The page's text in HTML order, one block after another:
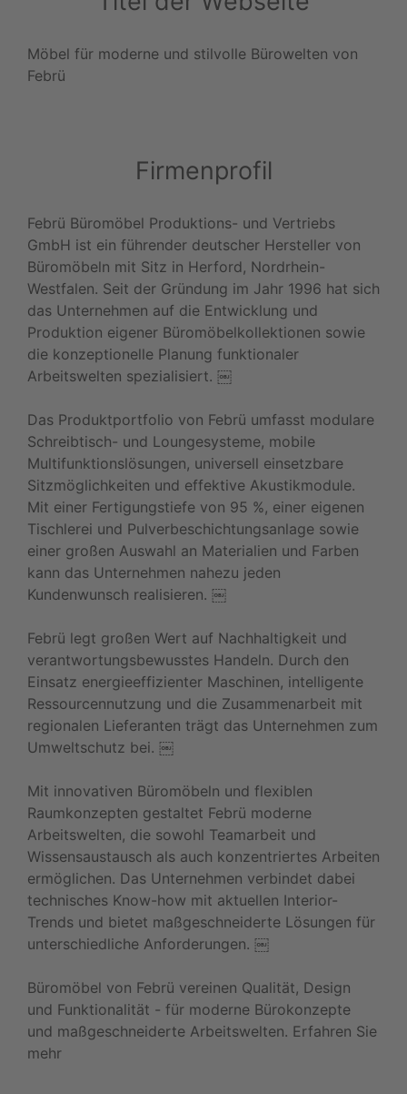
Möbel für moderne und stilvolle Bürowelten von
Febrü
Firmenprofil
Febrü Büromöbel Produktions- und Vertriebs
GmbH ist ein führender deutscher Hersteller von
Büromöbeln mit Sitz in Herford, Nordrhein-
Westfalen. Seit der Gründung im Jahr 1996 hat sich
das Unternehmen auf die Entwicklung und
Produktion eigener Büromöbelkollektionen sowie
die konzeptionelle Planung funktionaler
Arbeitswelten spezialisiert. ￼
Das Produktportfolio von Febrü umfasst modulare
Schreibtisch- und Loungesysteme, mobile
Multifunktionslösungen, universell einsetzbare
Sitzmöglichkeiten und effektive Akustikmodule.
Mit einer Fertigungstiefe von 95 %, einer eigenen
Tischlerei und Pulverbeschichtungsanlage sowie
einer großen Auswahl an Materialien und Farben
kann das Unternehmen nahezu jeden
Kundenwunsch realisieren. ￼
Febrü legt großen Wert auf Nachhaltigkeit und
verantwortungsbewusstes Handeln. Durch den
Einsatz energieeffizienter Maschinen, intelligente
Ressourcennutzung und die Zusammenarbeit mit
regionalen Lieferanten trägt das Unternehmen zum
Umweltschutz bei. ￼
Mit innovativen Büromöbeln und flexiblen
Raumkonzepten gestaltet Febrü moderne
Arbeitswelten, die sowohl Teamarbeit und
Wissensaustausch als auch konzentriertes Arbeiten
ermöglichen. Das Unternehmen verbindet dabei
technisches Know-how mit aktuellen Interior-
Trends und bietet maßgeschneiderte Lösungen für
unterschiedliche Anforderungen. ￼
Büromöbel von Febrü vereinen Qualität, Design
und Funktionalität - für moderne Bürokonzepte
und maßgeschneiderte Arbeitswelten. Erfahren Sie
mehr